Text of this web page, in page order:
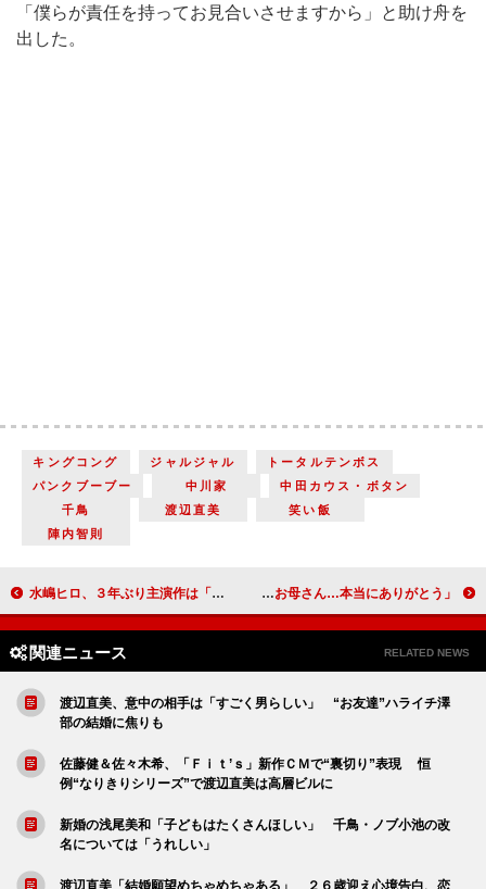
「僕らが責任を持ってお見合いさせますから」と助け舟を
出した。
キングコング ジャルジャル
トータルテンボス
パンクブーブー
中川家
中田カウス・ボタン
千鳥
渡辺直美
笑い飯
陣内智則
水嶋ヒロ、３年ぶり主演作は「断る理由なくなった」 剛力彩芽、水嶋の印象は「お父さん」 中村獅童、母・陽子さんの葬儀で号泣 「お母さん…本当にありがとう」
関連ニュース RELATED NEWS
渡辺直美、意中の相手は「すごく男らしい」 “お友達”ハライチ澤
部の結婚に焦りも
佐藤健＆佐々木希、「Ｆｉｔ’ｓ」新作ＣＭで“裏切り”表現 恒
例“なりきりシリーズ”で渡辺直美は高層ビルに
新婚の浅尾美和「子どもはたくさんほしい」 千鳥・ノブ小池の改
名については「うれしい」
渡辺直美「結婚願望めちゃめちゃある」 ２６歳迎え心境告白、恋